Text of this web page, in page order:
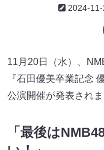
2024-11-
11月20日（水）、
『石田優美卒業記念
公演開催が発表されま
「最後は